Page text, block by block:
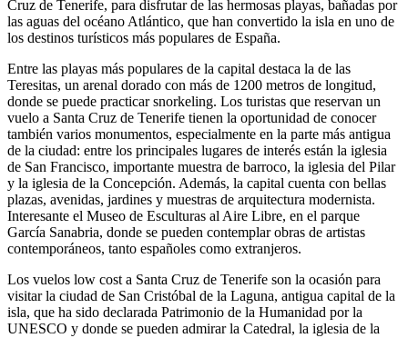
Cruz de Tenerife, para disfrutar de las hermosas playas, bañadas por
las aguas del océano Atlántico, que han convertido la isla en uno de
los destinos turísticos más populares de España.
Entre las playas más populares de la capital destaca la de las
Teresitas, un arenal dorado con más de 1200 metros de longitud,
donde se puede practicar snorkeling. Los turistas que reservan un
vuelo a Santa Cruz de Tenerife tienen la oportunidad de conocer
también varios monumentos, especialmente en la parte más antigua
de la ciudad: entre los principales lugares de interés están la iglesia
de San Francisco, importante muestra de barroco, la iglesia del Pilar
y la iglesia de la Concepción. Además, la capital cuenta con bellas
plazas, avenidas, jardines y muestras de arquitectura modernista.
Interesante el Museo de Esculturas al Aire Libre, en el parque
García Sanabria, donde se pueden contemplar obras de artistas
contemporáneos, tanto españoles como extranjeros.
Los vuelos low cost a Santa Cruz de Tenerife son la ocasión para
visitar la ciudad de San Cristóbal de la Laguna, antigua capital de la
isla, que ha sido declarada Patrimonio de la Humanidad por la
UNESCO y donde se pueden admirar la Catedral, la iglesia de la